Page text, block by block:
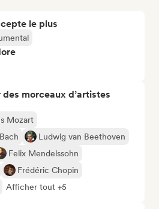
le plus
morceaux d’artistes
Mozart
Ludwig van Beethoven
Felix Mendelssohn
Frédéric Chopin
Afficher tout +5